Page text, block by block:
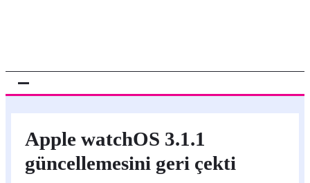
Apple watchOS 3.1.1
güncellemesini geri çekti